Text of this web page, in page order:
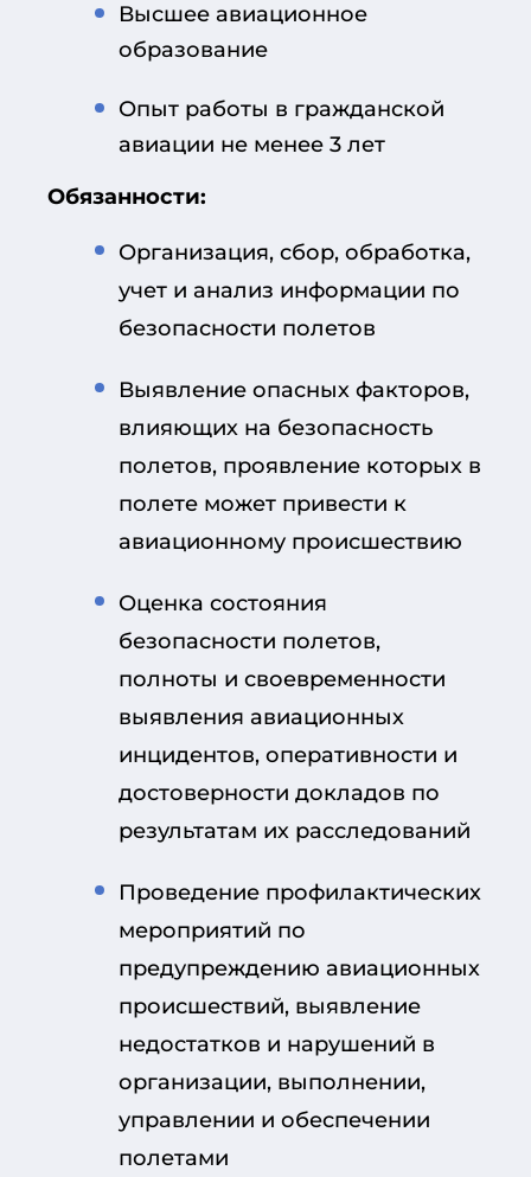
Высшее авиационное
образование
Опыт работы в гражданской
авиации не менее 3 лет
Обязанности:
Организация, сбор, обработка,
учет и анализ информации по
безопасности полетов
Выявление опасных факторов,
влияющих на безопасность
полетов, проявление которых в
полете может привести к
авиационному происшествию
Оценка состояния
безопасности полетов,
полноты и своевременности
выявления авиационных
инцидентов, оперативности и
достоверности докладов по
результатам их расследований
Проведение профилактических
мероприятий по
предупреждению авиационных
происшествий, выявление
недостатков и нарушений в
организации, выполнении,
управлении и обеспечении
полетами